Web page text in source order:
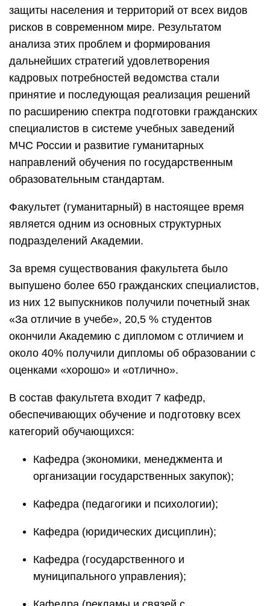
защиты населения и территорий от всех видов
рисков в современном мире. Результатом
анализа этих проблем и формирования
дальнейших стратегий удовлетворения
кадровых потребностей ведомства стали
принятие и последующая реализация решений
по расширению спектра подготовки гражданских
специалистов в системе учебных заведений
МЧС России и развитие гуманитарных
направлений обучения по государственным
образовательным стандартам.
Факультет (гуманитарный) в настоящее время
является одним из основных структурных
подразделений Академии.
За время существования факультета было
выпушено более 650 гражданских специалистов,
из них 12 выпускников получили почетный знак
«За отличие в учебе», 20,5 % студентов
окончили Академию с дипломом с отличием и
около 40% получили дипломы об образовании с
оценками «хорошо» и «отлично».
В состав факультета входит 7 кафедр,
обеспечивающих обучение и подготовку всех
категорий обучающихся:
Кафедра (экономики, менеджмента и
организации государственных закупок);
Кафедра (педагогики и психологии);
Кафедра (юридических дисциплин);
Кафедра (государственного и
муниципального управления);